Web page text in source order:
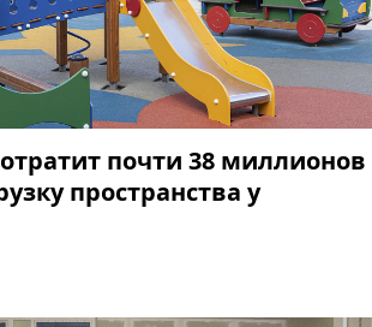
почти 38 миллионов
пространства у